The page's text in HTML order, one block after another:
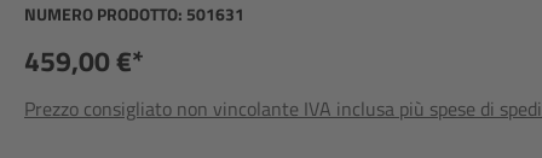
NUMERO PRODOTTO: 501631
459,00 €*
Prezzo consigliato non vincolante IVA inclusa più spese di